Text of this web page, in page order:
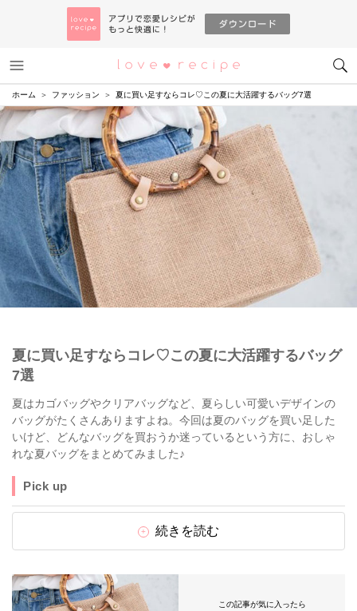
恋愛レシピ
ホーム ファッション 夏に買い足すならコレ♡この夏に大活躍するバッグ7選
夏に買い足すならコレ♡この夏に大活躍するバッグ
7選
夏はカゴバッグやクリアバッグなど、夏らしい可愛いデザインの
バッグがたくさんありますよね。今回は夏のバッグを買い足した
いけど、どんなバッグを買おうか迷っているという方に、おしゃ
れな夏バッグをまとめてみました♪
Pick up
続きを読む
この記事が気に入ったら